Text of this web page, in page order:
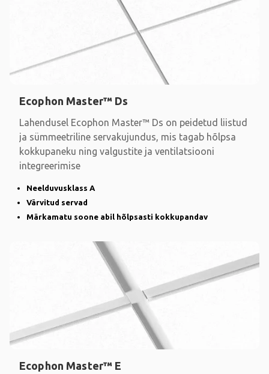
Ecophon Master™ Ds
Lahendusel Ecophon Master™ Ds on peidetud liistud
ja sümmeetriline servakujundus, mis tagab hõlpsa
kokkupaneku ning valgustite ja ventilatsiooni
integreerimise
Neelduvusklass A
Värvitud servad
Märkamatu soone abil hõlpsasti kokkupandav
Ecophon Master™ E